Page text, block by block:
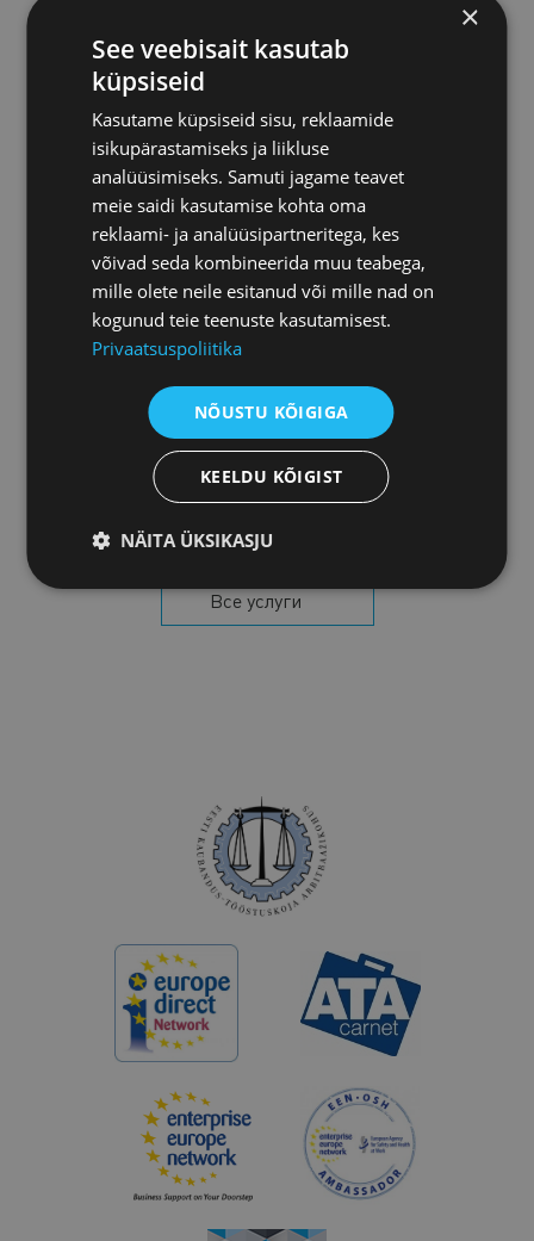
Осуществляем
мониторинг конкурсов
Даем консультации
Решаем споры
Все услуги
×
See veebisait kasutab
küpsiseid
Kasutame küpsiseid sisu, reklaamide
isikupärastamiseks ja liikluse
analüüsimiseks. Samuti jagame teavet
meie saidi kasutamise kohta oma
reklaami- ja analüüsipartneritega, kes
võivad seda kombineerida muu teabega,
mille olete neile esitanud või mille nad on
kogunud teie teenuste kasutamisest.
Privaatsuspoliitika
NÕUSTU KÕIGIGA
KEELDU KÕIGIST
NÄITA ÜKSIKASJU